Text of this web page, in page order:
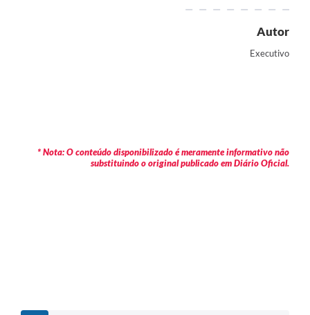
Autor
Executivo
* Nota: O conteúdo disponibilizado é meramente informativo não
substituindo o original publicado em Diário Oficial.